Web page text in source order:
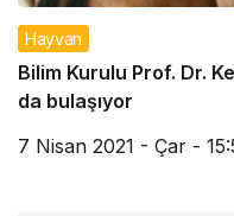
Hayvan
Bilim Kurulu Prof. Dr.
da bulaşıyor
7 Nisan 2021 - Çar -